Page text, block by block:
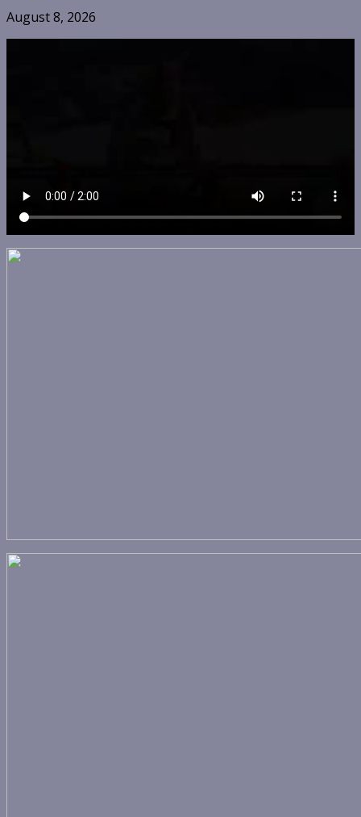
August 8, 2026